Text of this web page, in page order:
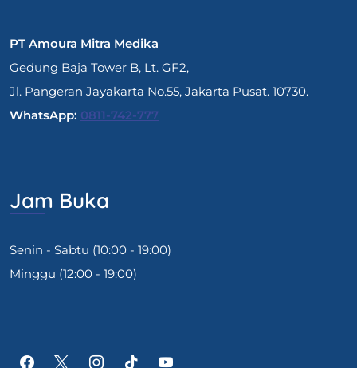
PT Amoura Mitra Medika
Gedung Baja Tower B, Lt. GF2,
Jl. Pangeran Jayakarta No.55, Jakarta Pusat. 10730.
WhatsApp: 0811-742-777
Jam Buka
Senin - Sabtu (10:00 - 19:00)
Minggu (12:00 - 19:00)